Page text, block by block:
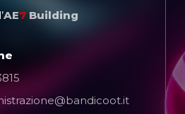
AE7Building